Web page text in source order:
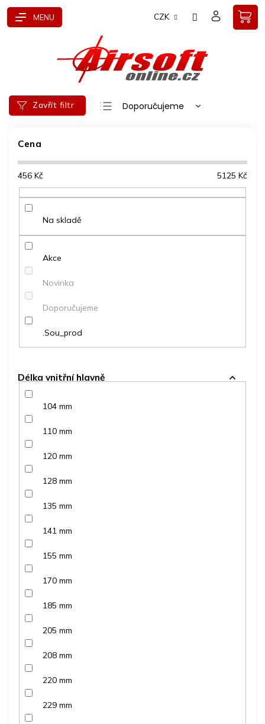
Přejít
CZK
Ř
a
í
r
u
Doporučujeme
Nejprodávanější
Zavřít filtr
Cena
456 Kč 5125 Kč
Na skladě
Akce
Novinka
Doporučujeme
.Sou_prod
Délka vnitřní hlavně
104 mm
110 mm
120 mm
128 mm
135 mm
141 mm
155 mm
170 mm
185 mm
205 mm
208 mm
220 mm
229 mm